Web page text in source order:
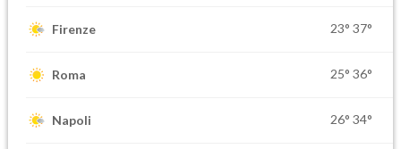
Firenze 23° 37°
Roma 25° 36°
Napoli 26° 34°